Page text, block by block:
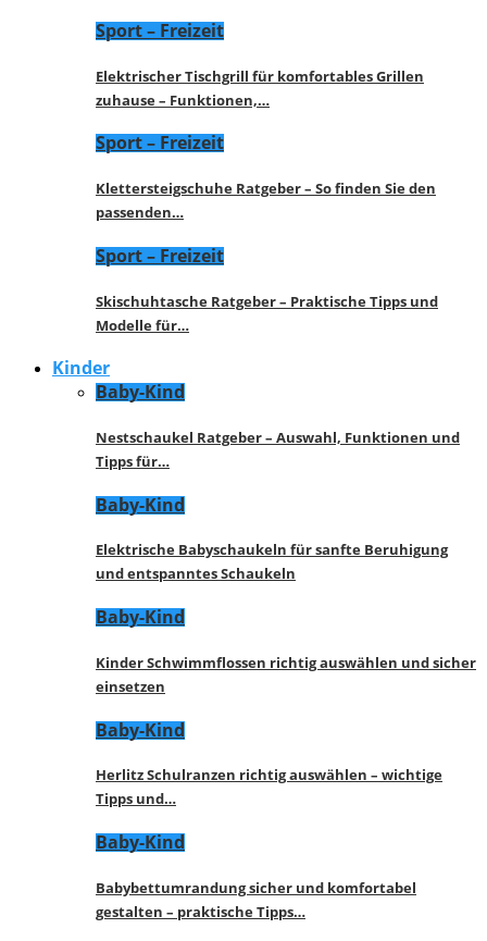
Sport – Freizeit
Elektrischer Tischgrill für komfortables Grillen
zuhause – Funktionen,…
Sport – Freizeit
Klettersteigschuhe Ratgeber – So finden Sie den
passenden…
Sport – Freizeit
Skischuhtasche Ratgeber – Praktische Tipps und
Modelle für…
Kinder
Baby-Kind
Nestschaukel Ratgeber – Auswahl, Funktionen und
Tipps für…
Baby-Kind
Elektrische Babyschaukeln für sanfte Beruhigung
und entspanntes Schaukeln
Baby-Kind
Kinder Schwimmflossen richtig auswählen und sicher
einsetzen
Baby-Kind
Herlitz Schulranzen richtig auswählen – wichtige
Tipps und…
Baby-Kind
Babybettumrandung sicher und komfortabel
gestalten – praktische Tipps…